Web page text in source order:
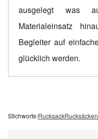
ausgelegt was
Materialeinsatz
Begleiter auf
glücklich werden.
Stichworte:RucksackRucksäcke